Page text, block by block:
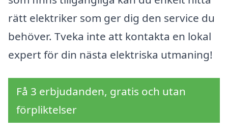
rätt elektriker som ger dig den service du
behöver. Tveka inte att kontakta en lokal
expert för din nästa elektriska utmaning!
Få 3 erbjudanden, gratis och utan
förpliktelser